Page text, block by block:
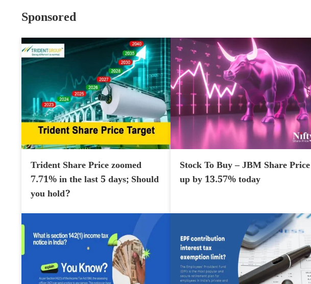
Sponsored
Trident Share Price zoomed
7.71% in the last 5 days; Should
you hold?
Stock To Buy – JBM Share Price
up by 13.57% today